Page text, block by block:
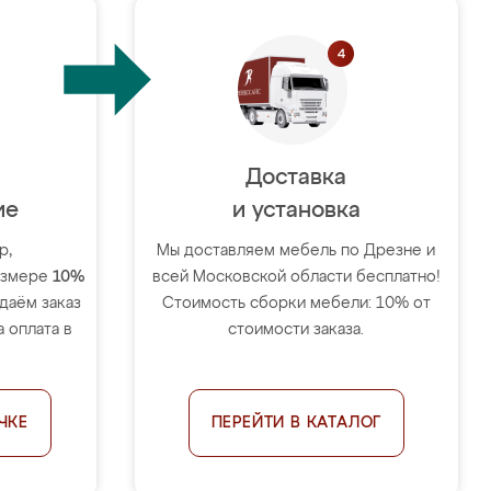
10%
заказ
оплата в
Доставка
и установка
Мы доставляем мебель по Дрезне и
всей Московской области бесплатно!
Стоимость сборки мебели: 10% от
стоимости заказа.
ПЕРЕЙТИ В КАТАЛОГ